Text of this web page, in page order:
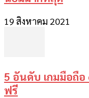
19 สิงหาคม 2021
5 อันดับ เกมมือถือ
ฟรี